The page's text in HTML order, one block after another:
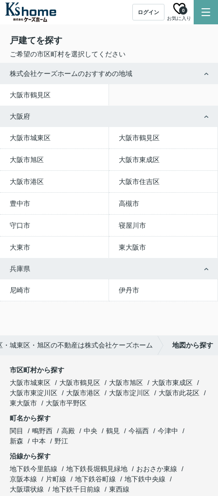
ログイン
お気に入り
0
戸建てを探す
ご希望の市区町村を選択してください
株式会社ケーズホームのおすすめの地域
大阪市鶴見区
大阪府
大阪市城東区 大阪市鶴見区
大阪市旭区 大阪市東成区
大阪市港区 大阪市住吉区
豊中市 高槻市
守口市 寝屋川市
大東市 東大阪市
兵庫県
尼崎市 伊丹市
・城東区・旭区の不動産は株式会社ケーズホーム 地図から探す
市区町村から探す
大阪市城東区
大阪市鶴見区 大阪市旭区
大阪市東成区
大阪市東淀川区
大阪市港区 大阪市淀川区
大阪市此花区
東大阪市
大阪市平野区
町名から探す
関目
鴫野西 高殿 中央 鶴見 今福西
今津中
新森
中本
野江
沿線から探す
地下鉄今里筋線
地下鉄長堀鶴見緑地
おおさか東線
京阪本線
片町線 地下鉄谷町線
地下鉄中央線
大阪環状線
地下鉄千日前線
東西線